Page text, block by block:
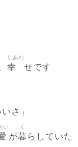
幸
しあわ
せです
さ」
い
が暮
く
らしていた